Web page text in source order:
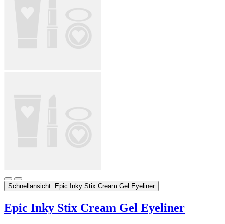
Schnellansicht Epic Inky Stix Cream Gel Eyeliner
Epic Inky Stix Cream Gel Eyeliner